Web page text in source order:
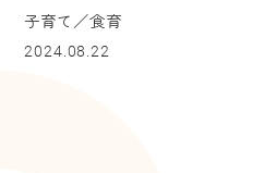
子育て／食育
2024.08.22